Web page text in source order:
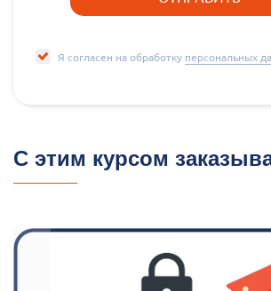
Я согласен на обработку персональных
С этим курсом